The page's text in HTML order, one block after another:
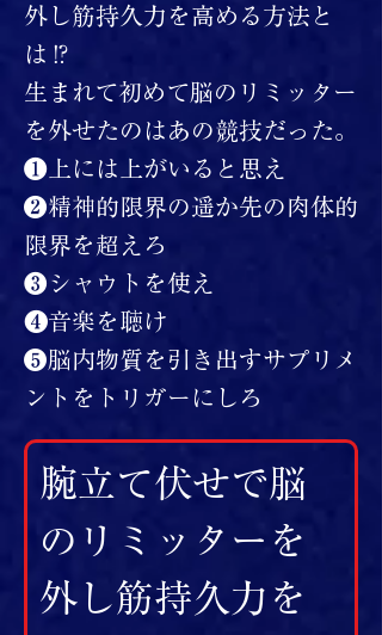
外し筋持久力を高める方法と
は⁉
生まれて初めて脳のリミッター
を外せたのはあの競技だった。
❶上には上がいると思え
❷精神的限界の遥か先の肉体的
限界を超えろ
❸シャウトを使え
❹音楽を聴け
❺脳内物質を引き出すサプリメ
ントをトリガーにしろ
腕立て伏せで脳
のリミッターを
外し筋持久力を